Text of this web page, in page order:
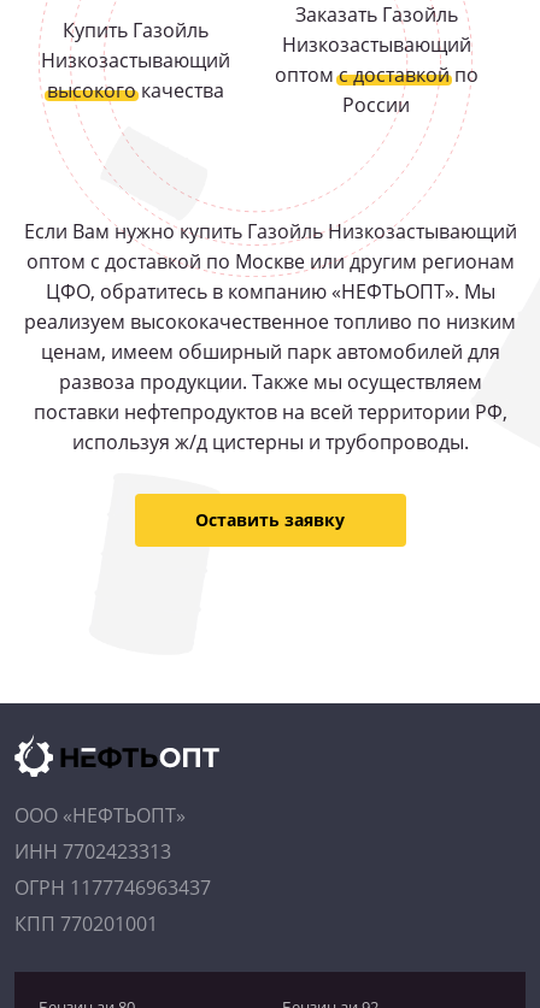
Купить Газойль
Низкозастывающий
высокогокачества
Заказать Газойль
Низкозастывающий
оптомс доставкойпо
России
Если Вам нужно купить Газойль Низкозастывающий
оптом с доставкой по Москве или другим регионам
ЦФО, обратитесь в компанию «НЕФТЬОПТ». Мы
реализуем высококачественное топливо по низким
ценам, имеем обширный парк автомобилей для
развоза продукции. Также мы осуществляем
поставки нефтепродуктов на всей территории РФ,
используя ж/д цистерны и трубопроводы.
Оставить заявку
ООО «НЕФТЬОПТ»
ИНН 7702423313
ОГРН 1177746963437
КПП 770201001